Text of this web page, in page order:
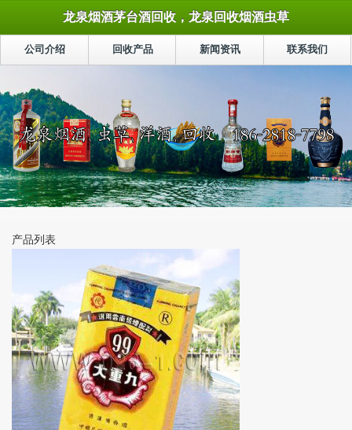
龙泉烟酒茅台酒回收，龙泉回收烟酒虫草
公司介绍 回收产品 新闻资讯 联系我们
产品列表